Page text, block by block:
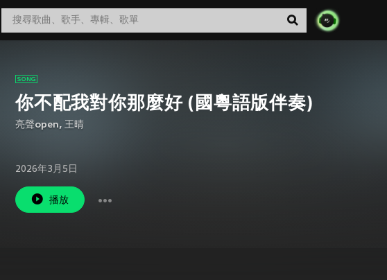
你不配我對你那麼好 (國粵語版伴奏)
亮聲open, 王晴
2026年3月5日
播放